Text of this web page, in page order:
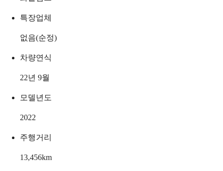
특장업체
없음(순정)
차량연식
22년 9월
모델년도
2022
주행거리
13,456km